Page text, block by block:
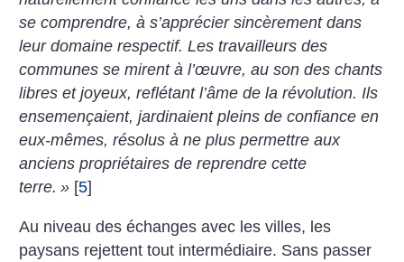
se comprendre, à s’apprécier sincèrement dans
leur domaine respectif. Les travailleurs des
communes se mirent à l’œuvre, au son des chants
libres et joyeux, reflétant l’âme de la révolution. Ils
ensemençaient, jardinaient pleins de confiance en
eux-mêmes, résolus à ne plus permettre aux
anciens propriétaires de reprendre cette
terre. » [5]
Au niveau des échanges avec les villes, les
paysans rejettent tout intermédiaire. Sans passer